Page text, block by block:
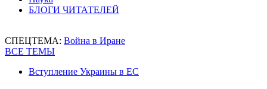
БЛОГИ ЧИТАТЕЛЕЙ
СПЕЦТЕМА: Война в Иране
ВСЕ ТЕМЫ
Вступление Украины в ЕС